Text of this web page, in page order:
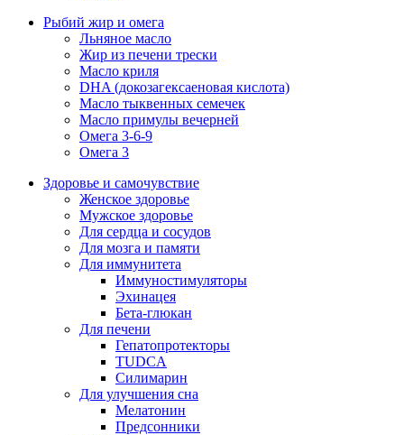
Рыбий жир и омега
Льняное масло
Жир из печени трески
Масло криля
DHA (докозагексаеновая кислота)
Масло тыквенных семечек
Масло примулы вечерней
Омега 3-6-9
Омега 3
Здоровье и самочувствие
Женское здоровье
Мужское здоровье
Для сердца и сосудов
Для мозга и памяти
Для иммунитета
Иммуностимуляторы
Эхинацея
Бета-глюкан
Для печени
Гепатопротекторы
TUDCA
Силимарин
Для улучшения сна
Мелатонин
Предсонники